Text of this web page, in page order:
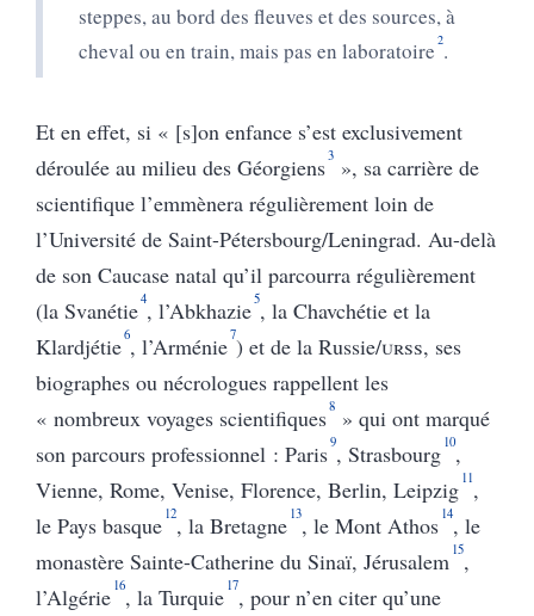
steppes, au bord des fleuves et des sources, à
cheval ou en train, mais pas en laboratoire 2.
Et en effet, si « [s]on enfance s’est exclusivement
déroulée au milieu des Géorgiens3 », sa carrière de
scientifique l’emmènera régulièrement loin de
l’Université de Saint-Pétersbourg/Leningrad. Au-delà
de son Caucase natal qu’il parcourra régulièrement
(la Svanétie4, l’Abkhazie5, la Chavchétie et la
Klardjétie6, l’Arménie7) et de la Russie/urss, ses
biographes ou nécrologues rappellent les
« nombreux voyages scientifiques8 » qui ont marqué
son parcours professionnel : Paris9, Strasbourg 10,
Vienne, Rome, Venise, Florence, Berlin, Leipzig 11,
le Pays basque 12, la Bretagne 13, le Mont Athos 14, le
monastère Sainte-Catherine du Sinaï, Jérusalem 15,
l’Algérie 16, la Turquie 17, pour n’en citer qu’une